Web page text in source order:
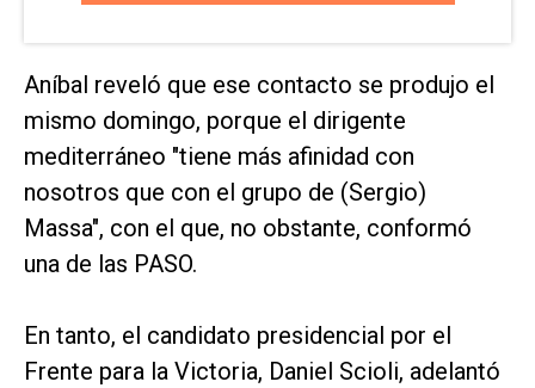
Aníbal reveló que ese contacto se produjo el
mismo domingo, porque el dirigente
mediterráneo "tiene más afinidad con
nosotros que con el grupo de (Sergio)
Massa", con el que, no obstante, conformó
una de las PASO.
En tanto, el candidato presidencial por el
Frente para la Victoria, Daniel Scioli, adelantó